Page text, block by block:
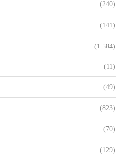
(240)
(141)
(1.584)
(11)
(49)
(823)
(70)
(129)